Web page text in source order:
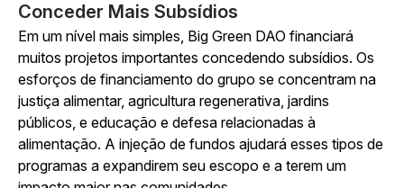
Conceder Mais Subsídios
Em um nível mais simples, Big Green DAO financiará
muitos projetos importantes concedendo subsídios. Os
esforços de financiamento do grupo se concentram na
justiça alimentar, agricultura regenerativa, jardins
públicos, e educação e defesa relacionadas à
alimentação. A injeção de fundos ajudará esses tipos de
programas a expandirem seu escopo e a terem um